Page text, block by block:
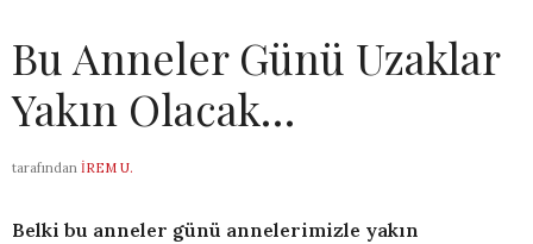
Bu Anneler Günü Uzaklar
Yakın Olacak…
tarafından İREM U.
Belki bu anneler günü annelerimizle yakın